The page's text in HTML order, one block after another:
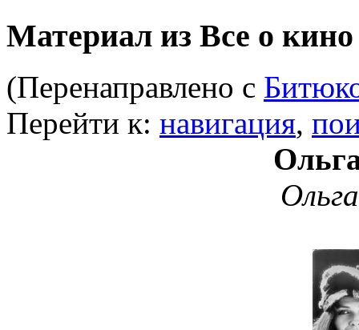
Материал из Все о кино
(Перенаправлено с
Перейти к: навигация,